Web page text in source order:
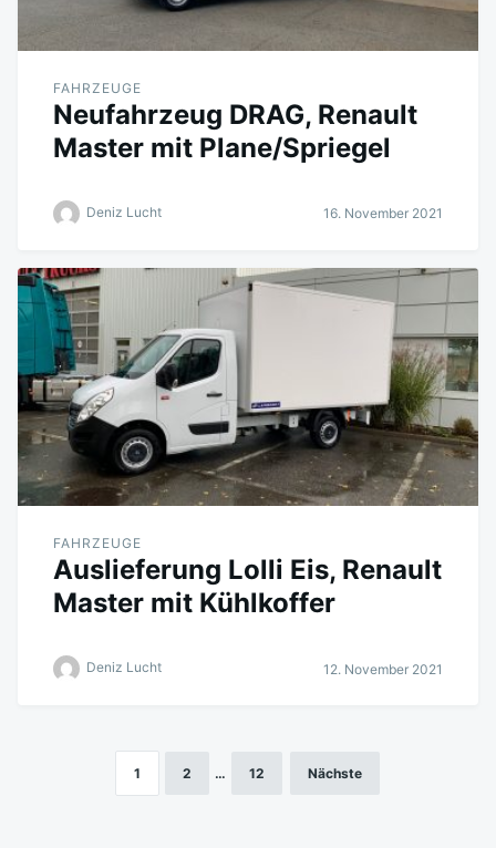
FAHRZEUGE
Neufahrzeug DRAG, Renault
Master mit Plane/Spriegel
Deniz Lucht 16. November 2021
FAHRZEUGE
Auslieferung Lolli Eis, Renault
Master mit Kühlkoffer
Deniz Lucht 12. November 2021
Beitragsnavigation
1 2 … 12 Nächste